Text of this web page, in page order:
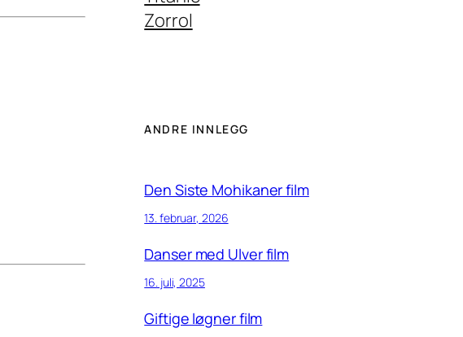
Zorrol
ANDRE INNLEGG
Den Siste Mohikaner film
13. februar, 2026
Danser med Ulver film
16. juli, 2025
Giftige løgner film